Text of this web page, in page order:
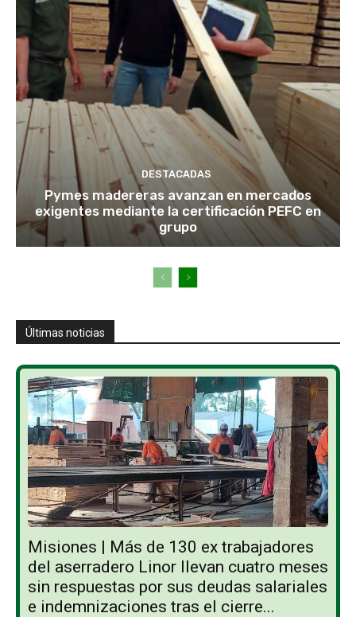
DESTACADAS
Pymes madereras avanzan en mercados
exigentes mediante la certificación PEFC en
grupo
Últimas noticias
Misiones | Más de 130 ex trabajadores
del aserradero Linor llevan cuatro meses
sin respuestas por sus deudas salariales
e indemnizaciones tras el cierre...